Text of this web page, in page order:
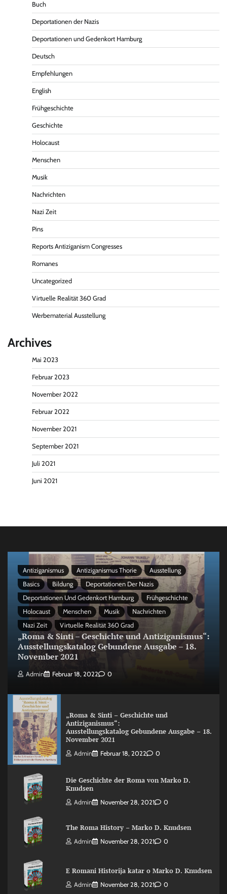
Buch
Deportationen der Nazis
Deportationen und Gedenkort Hamburg
Deutsch
Empfehlungen
English
Frühgeschichte
Geschichte
Holocaust
Menschen
Musik
Nachrichten
Nazi Zeit
Pins
Reports Antiziganism Congresses
Romanes
Uncategorized
Virtuelle Realität 360 Grad
Werbematerial Ausstellung
Archives
Mai 2023
Februar 2023
November 2022
Februar 2022
November 2021
September 2021
Juli 2021
Juni 2021
Antiziganismus Antiziganismus Thorie
Ausstellung
Basics
Bildung
Deportationen Der Nazis
Deportationen Und Gedenkort Hamburg
Frühgeschichte
Holocaust
Menschen Musik
Nachrichten
Nazi Zeit
Virtuelle Realität 360 Grad
„Roma & Sinti – Geschichte und Antiziganismus“:
Ausstellungskatalog Gebundene Ausgabe – 18.
November 2021
Admin Februar 18, 2022 0
„Roma & Sinti – Geschichte und
Antiziganismus“:
Ausstellungskatalog Gebundene Ausgabe – 18.
November 2021
Admin Februar 18, 2022 0
Die Geschichte der Roma von Marko D.
Knudsen
Admin November 28, 2021 0
The Roma History – Marko D. Knudsen
Admin November 28, 2021 0
E Romani Historija katar o Marko D. Knudsen
Admin November 28, 2021 0